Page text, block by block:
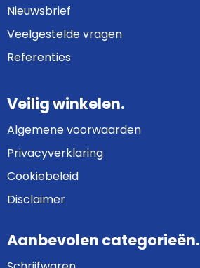
Nieuwsbrief
Veelgestelde vragen
Referenties
Veilig winkelen.
Algemene voorwaarden
Privacyverklaring
Cookiebeleid
Disclaimer
Aanbevolen categorieën.